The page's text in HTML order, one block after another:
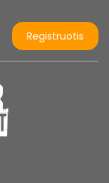
Registruotis